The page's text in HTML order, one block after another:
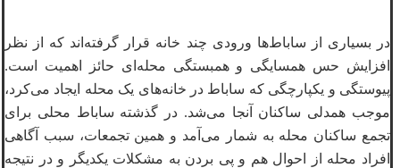
در بسیاری از ساباط‌ها ورودی چند خانه قرار گرفته‌اند که از نظر
افزایش حس همسایگی و همبستگی محله‌ای حائز اهمیت است.
پیوستگی و یکپارچگی که ساباط در خانه‌های یک محله ایجاد می‌کرد،
موجب همدلی ساکنان آنجا می‌شد. در گذشته ساباط محلی برای
تجمع ساکنان محله به شمار می‌آمد و همین تجمعات، سبب آگاهی
افراد محله از احوال هم و پی بردن به مشکلات یکدیگر و در نتیجه